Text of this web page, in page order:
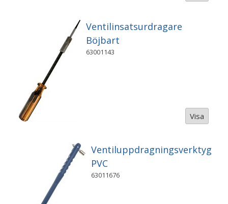
Ventilinsatsurdragare
Böjbart
63001143
Visa
Ventiluppdragningsverktyg
PVC
63011676